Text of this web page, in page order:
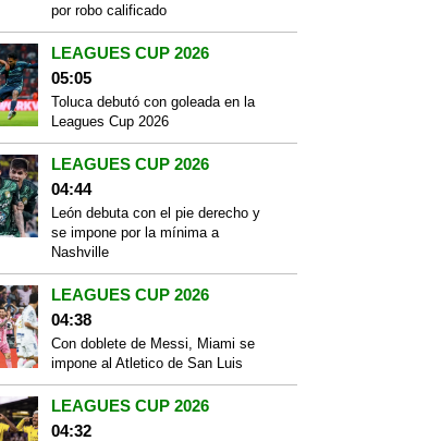
por robo calificado
LEAGUES CUP 2026
05:05
Toluca debutó con goleada en la
Leagues Cup 2026
LEAGUES CUP 2026
04:44
León debuta con el pie derecho y
se impone por la mínima a
Nashville
LEAGUES CUP 2026
04:38
Con doblete de Messi, Miami se
impone al Atletico de San Luis
LEAGUES CUP 2026
04:32